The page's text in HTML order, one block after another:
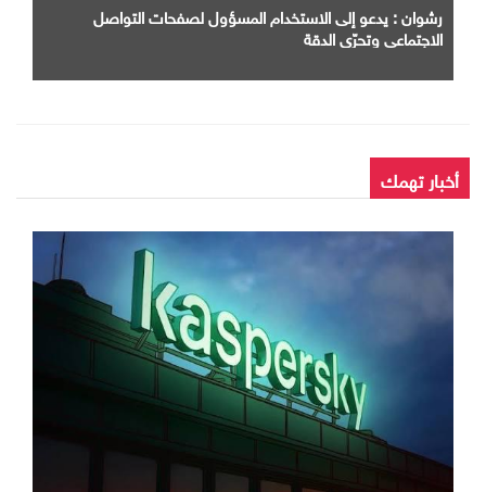
رشوان : يدعو إلى الاستخدام المسؤول لصفحات التواصل
الاجتماعي وتحرّي الدقة
أخبار تهمك